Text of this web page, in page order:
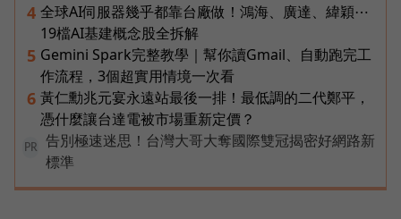
4 全球AI伺服器幾乎都靠台廠做！鴻海、廣達、緯穎⋯
19檔AI基建概念股全拆解
5 Gemini Spark完整教學｜幫你讀Gmail、自動跑完工
作流程，3個超實用情境一次看
6 黃仁勳兆元宴永遠站最後一排！最低調的二代鄭平，
憑什麼讓台達電被市場重新定價？
PR
告別極速迷思！台灣大哥大奪國際雙冠揭密好網路新
標準